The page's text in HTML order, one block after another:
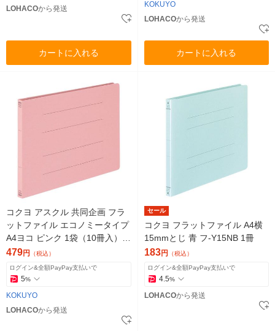
LOHACOから発送
カートに入れる
KOKUYO
LOHACOから発送
カートに入れる
コクヨ アスクル 共同企画 フラ
ットファイル エコノミータイプ
A4ヨコ ピンク 1袋（10冊入）
オリジナル
479円 （税込）
ログイン&全額PayPay支払いで
5%
KOKUYO
LOHACOから発送
セール
コクヨ フラットファイル A4横
15mmとじ 青 フ-Y15NB 1冊
183円 （税込）
ログイン&全額PayPay支払いで
4.5%
LOHACOから発送